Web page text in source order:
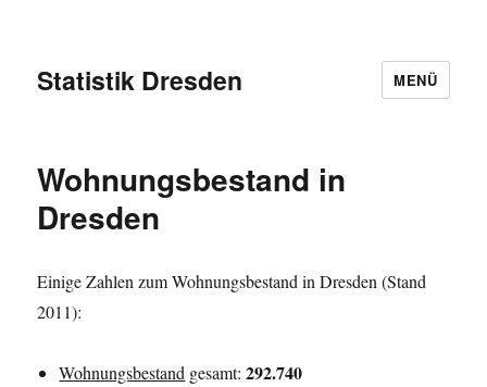
Statistik Dresden MENÜ
Wohnungsbestand in
Dresden
Einige Zahlen zum Wohnungsbestand in Dresden (Stand
2011):
Wohnungsbestand gesamt:292.740